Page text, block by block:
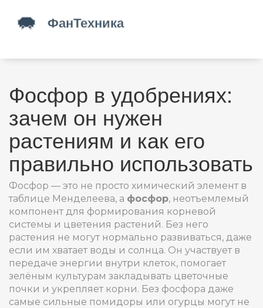
Фосфор в удобрениях:
зачем он нужен
растениям и как его
правильно использовать
Фосфор — это не просто химический элемент в
таблице Менделеева, а фосфор, неотъемлемый
компонент для формирования корневой
системы и цветения растений. Без него
растения не могут нормально развиваться, даже
если им хватает воды и солнца. Он участвует в
передаче энергии внутри клеток, помогает
зелёным культурам закладывать цветочные
почки и укрепляет корни. Без фосфора даже
самые сильные помидоры или огурцы могут не